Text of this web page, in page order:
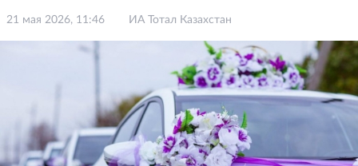
21 мая 2026, 11:46 ИА Тотал Казахстан